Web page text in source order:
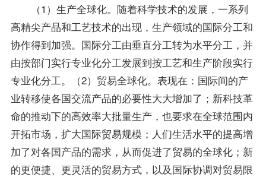
（1）生产全球化。随着科学技术的发展，一系列
高精尖产品和工艺技术的出现，生产领域的国际分工和
协作得到加强。国际分工由垂直分工转为水平分工，并
由按部门实行专业化分工发展到按工艺和生产阶段实行
专业化分工。（2）贸易全球化。表现在：国际间的产
业转移使各国交流产品的必要性大大增加了；新科技革
命的推动下的高效率大批量生产，也要求在全球范围内
开拓市场，扩大国际贸易规模；人们生活水平的提高增
加了对各国产品的需求，从而促进了贸易的全球化；新
的更便捷、更灵活的贸易方式，以及国际协调对贸易限